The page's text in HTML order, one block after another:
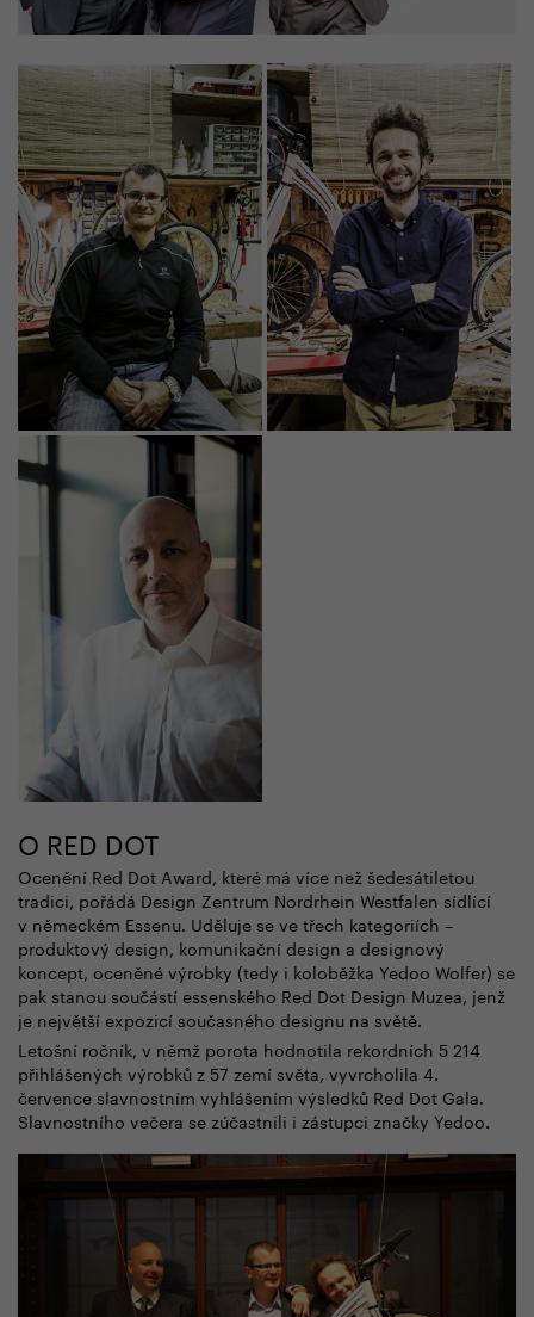
O RED DOT
Ocenění Red Dot Award, které má více než šedesátiletou
tradici, pořádá Design Zentrum Nordrhein Westfalen sídlící
v německém Essenu. Uděluje se ve třech kategoriích –
produktový design, komunikační design a designový
koncept, oceněné výrobky (tedy i koloběžka Yedoo Wolfer) se
pak stanou součástí essenského Red Dot Design Muzea, jenž
je největší expozicí současného designu na světě.
Letošní ročník, v němž porota hodnotila rekordních 5 214
přihlášených výrobků z 57 zemí světa, vyvrcholila 4.
července slavnostním vyhlášením výsledků Red Dot Gala.
Slavnostního večera se zúčastnili i zástupci značky Yedoo.